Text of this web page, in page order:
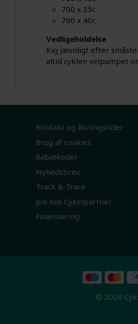
700 x 35c
700 x 40c
Vedligeholdelse
Kig jævnligt efter
altid cyklen velpumpet
Kontakt og åbningstider
Brug af cookies
Rabatkoder
Nyhedsbrev
Track & Trace
Job hos Cykelpartner
Finansiering
© 2026